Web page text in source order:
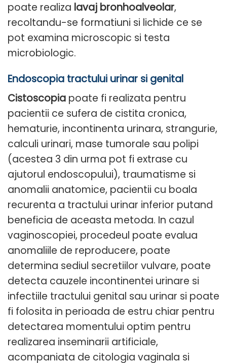
poate realiza lavaj bronhoalveolar,
recoltandu-se formatiuni si lichide ce se
pot examina microscopic si testa
microbiologic.
Endoscopia tractului urinar si genital
Cistoscopia poate fi realizata pentru
pacientii ce sufera de cistita cronica,
hematurie, incontinenta urinara, strangurie,
calculi urinari, mase tumorale sau polipi
(acestea 3 din urma pot fi extrase cu
ajutorul endoscopului), traumatisme si
anomalii anatomice, pacientii cu boala
recurenta a tractului urinar inferior putand
beneficia de aceasta metoda. In cazul
vaginoscopiei, procedeul poate evalua
anomaliile de reproducere, poate
determina sediul secretiilor vulvare, poate
detecta cauzele incontinentei urinare si
infectiile tractului genital sau urinar si poate
fi folosita in perioada de estru chiar pentru
detectarea momentului optim pentru
realizarea inseminarii artificiale,
acompaniata de citologia vaginala si